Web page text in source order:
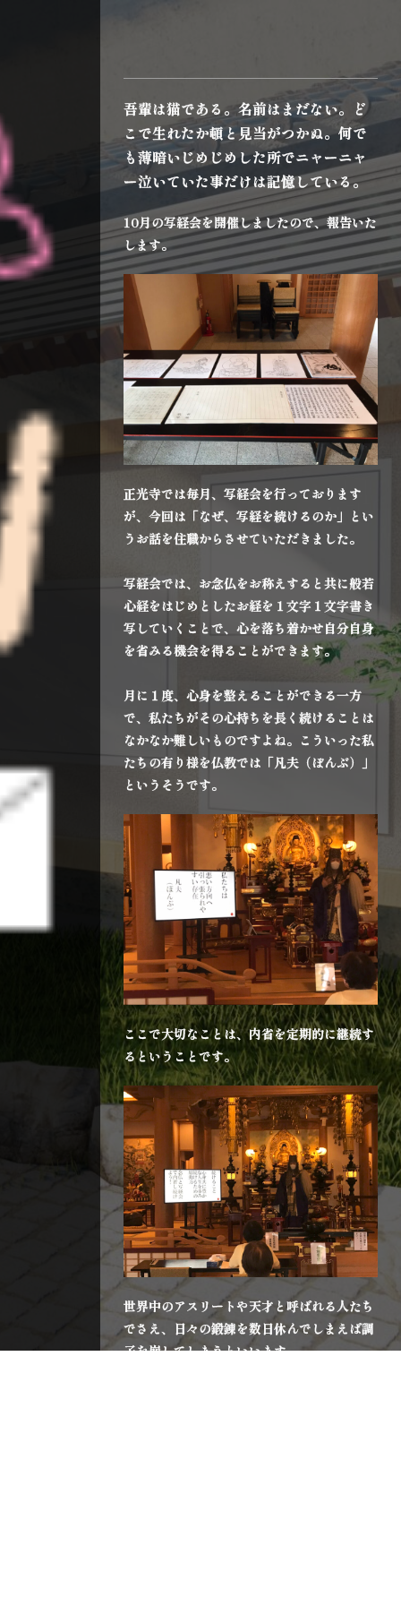
吾輩は猫である。名前はまだない。ど
こで生れたか頓と見当がつかぬ。何で
も薄暗いじめじめした所でニャーニャ
ー泣いていた事だけは記憶している。
10月の写経会を開催しましたので、報告いた
します。
正光寺では毎月、写経会を行っております
が、今回は「なぜ、写経を続けるのか」とい
うお話を住職からさせていただきました。
写経会では、お念仏をお称えすると共に般若
心経をはじめとしたお経を１文字１文字書き
写していくことで、心を落ち着かせ自分自身
を省みる機会を得ることができます。
月に１度、心身を整えることができる一方
で、私たちがその心持ちを長く続けることは
なかなか難しいものですよね。こういった私
たちの有り様を仏教では「凡夫（ぼんぶ）」
というそうです。
ここで大切なことは、内省を定期的に継続す
るということです。
世界中のアスリートや天才と呼ばれる人たち
でさえ、日々の鍛錬を数日休んでしまえば調
子を崩してしまうといいます。